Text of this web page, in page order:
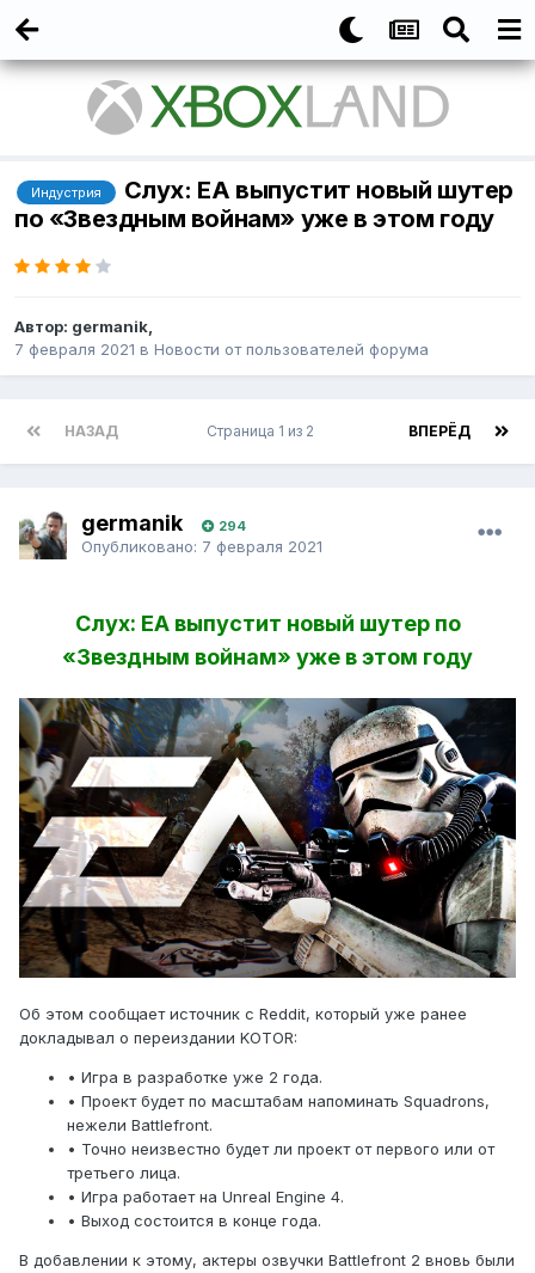
Индустрия
Слух: EA выпустит новый шутер
по «Звездным войнам» уже в этом году
Автор: germanik,
7 февраля 2021 в Новости от пользователей форума
НАЗАД ВПЕРЁД
Страница 1 из 2
germanik 294
Опубликовано: 7 февраля 2021
Слух: EA выпустит новый шутер по
«Звездным войнам» уже в этом году
Об этом сообщает источник с Reddit, который уже ранее
докладывал о переиздании KOTOR:
• Игра в разработке уже 2 года.
• Проект будет по масштабам напоминать Squadrons,
нежели Battlefront.
• Точно неизвестно будет ли проект от первого или от
третьего лица.
• Игра работает на Unreal Engine 4.
• Выход состоится в конце года.
В добавлении к этому, актеры озвучки Battlefront 2 вновь были